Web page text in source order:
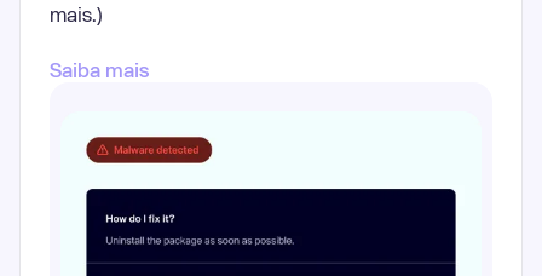
mais.)
Saiba mais